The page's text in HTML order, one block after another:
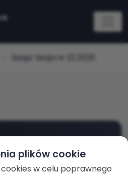
Sesja: Sesja nr 22.2020
plików cookie
w celu poprawnego